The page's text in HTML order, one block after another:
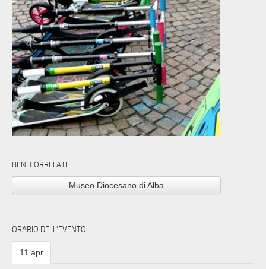
BENI CORRELATI
Museo Diocesano di Alba
ORARIO DELL'EVENTO
11 apr